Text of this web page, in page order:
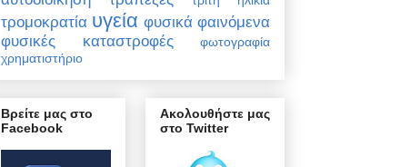
τρομοκρατία υγεία φυσικά φαινόμενα
φυσικές καταστροφές
φωτογραφία
χρηματιστήριο
Βρείτε μας στο
Facebook
Ακολουθήστε μας
στο Twitter